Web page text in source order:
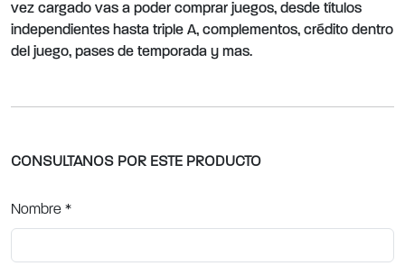
vez cargado vas a poder comprar juegos, desde títulos
independientes hasta triple A, complementos, crédito dentro
del juego, pases de temporada y mas.
CONSULTANOS POR ESTE PRODUCTO
Nombre *